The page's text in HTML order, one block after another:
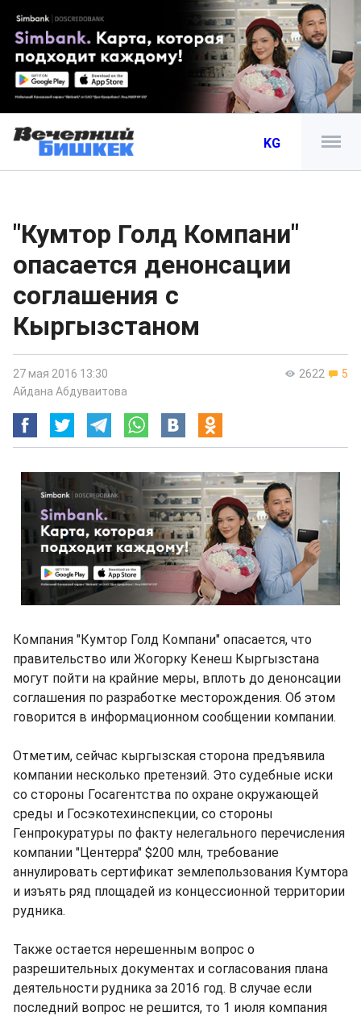
KG
"Кумтор Голд Компани"
опасается денонсации
соглашения с
Кыргызстаном
2622 5
27 мая 2016 13:30
Айдана Абдуваитова
Компания "Кумтор Голд Компани" опасается, что
правительство или Жогорку Кенеш Кыргызстана
могут пойти на крайние меры, вплоть до денонсации
соглашения по разработке месторождения. Об этом
говорится в информационном сообщении компании.
Отметим, сейчас кыргызская сторона предъявила
компании несколько претензий. Это судебные иски
со стороны Госагентства по охране окружающей
среды и Госэкотехинспекции, со стороны
Генпрокуратуры по факту нелегального перечисления
компании "Центерра" $200 млн, требование
аннулировать сертификат землепользования Кумтора
и изъять ряд площадей из концессионной территории
рудника.
Также остается нерешенным вопрос о
разрешительных документах и согласования плана
деятельности рудника за 2016 год. В случае если
последний вопрос не решится, то 1 июля компания